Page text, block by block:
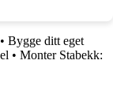
• Bygge ditt eget
• Monter Stabekk: